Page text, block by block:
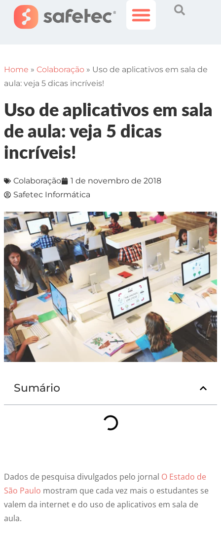
Home » Colaboração » Uso de aplicativos em sala de
aula: veja 5 dicas incríveis!
Uso de aplicativos em sala
de aula: veja 5 dicas
incríveis!
Colaboração
1 de novembro de 2018
Safetec Informática
Sumário
Dados de pesquisa divulgados pelo jornal O Estado de
São Paulo mostram que cada vez mais o estudantes se
valem da internet e do uso de aplicativos em sala de
aula.